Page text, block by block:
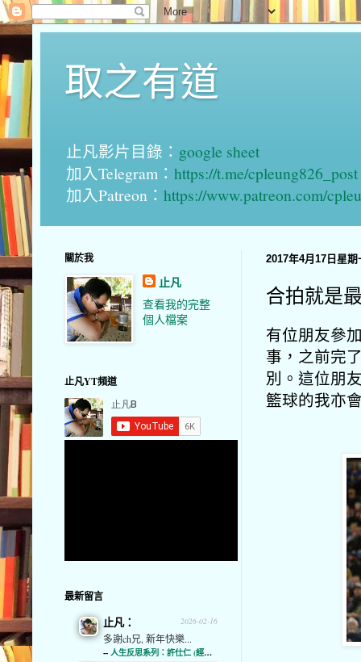
取之有道
止凡影片目錄： google sheet
加入Telegram： https://t.me/cpleung826_post
加入Patreon： https://www.patreon.com/
2017年4月17日星期
合拍就是
有位朋友參
事，之前完
別。這位朋
籃球的我亦
關於我
止凡
查看我的完整
個人檔案
止凡YT頻道
最新留言
2026-02-16
止凡：
多謝ch兄, 新年快樂...
-- 人生反思系列：許仕仁 (經濟通)